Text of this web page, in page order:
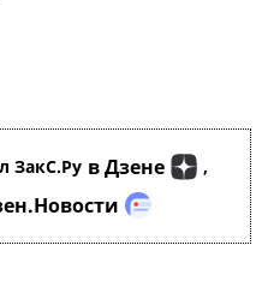
ЗакС.Ру в Дзене ,